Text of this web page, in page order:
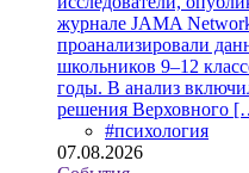
журнале JAMA
проанализировали
школьников 9–12
годы. В анализ
решения Верховного
#психология
07.08.2026